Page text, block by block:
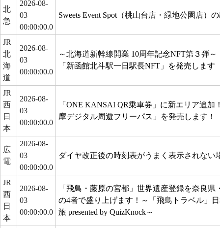
北
急
2026-08-
03
00:00:00.0
Sweets Event Spot（桃山台店・緑地公園店）
JR
北
海
道
2026-08-
03
00:00:00.0
～北海道新幹線開業 10周年記念NFT第３弾～
「新函館北斗駅一日駅長NFT」を発売します
JR
西
日
本
2026-08-
03
00:00:00.0
「ONE KANSAI QR乗車券」に新エリア追
摩デジタル周遊フリーパス」を発売します！
広
電
2026-08-
03
00:00:00.0
ダイヤ改正後の時刻表がうまく表示されない
JR
西
日
本
2026-08-
03
00:00:00.0
「飛鳥・藤原の宮都」世界遺産登録を奈良県
の4者で盛り上げます！～「飛鳥トラベル」
旅 presented by QuizKnock～